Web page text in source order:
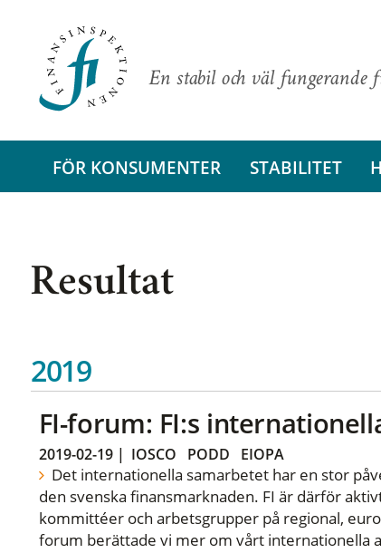
En stabil och väl
FÖR KONSUMENTER STABILITET
Resultat
2019
FI-forum: FI:s
2019-02-19| IOSCO PODD EIOPA
Det internationella samarbetet har en stor
den svenska finansmarknaden. FI är därför
kommittéer och arbetsgrupper på regional,
forum berättade vi mer om vårt internationella